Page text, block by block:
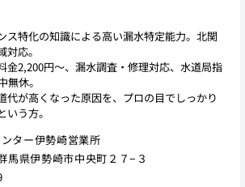
ス特化の知識による高い漏水特定能力。北関
応。
金2,200円〜、漏水調査・修理対応、水道局指
無休。
代が高くなった原因を、プロの目でしっかり
う方。
ター伊勢崎営業所
馬県伊勢崎市中央町２７−３